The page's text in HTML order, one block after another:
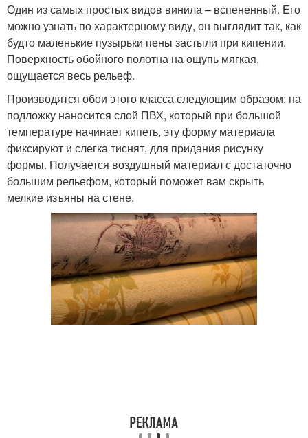
Один из самых простых видов винила – вспененный. Его
можно узнать по характерному виду, он выглядит так, как
будто маленькие пузырьки пены застыли при кипении.
Поверхность обойного полотна на ощупь мягкая,
ощущается весь рельеф.
Производятся обои этого класса следующим образом: на
подложку наносится слой ПВХ, который при большой
температуре начинает кипеть, эту форму материала
фиксируют и слегка тиснят, для придания рисунку
формы. Получается воздушный материал с достаточно
большим рельефом, который поможет вам скрыть
мелкие изъяны на стене.